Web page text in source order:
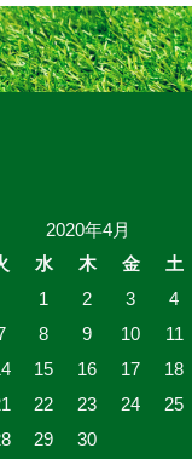
2020年4月
水 木 金 土
1
2 3 4
8 9 10 11
15 16 17 18
22 23 24 25
29
30